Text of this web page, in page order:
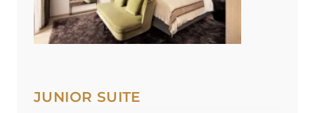
JUNIOR SUITE